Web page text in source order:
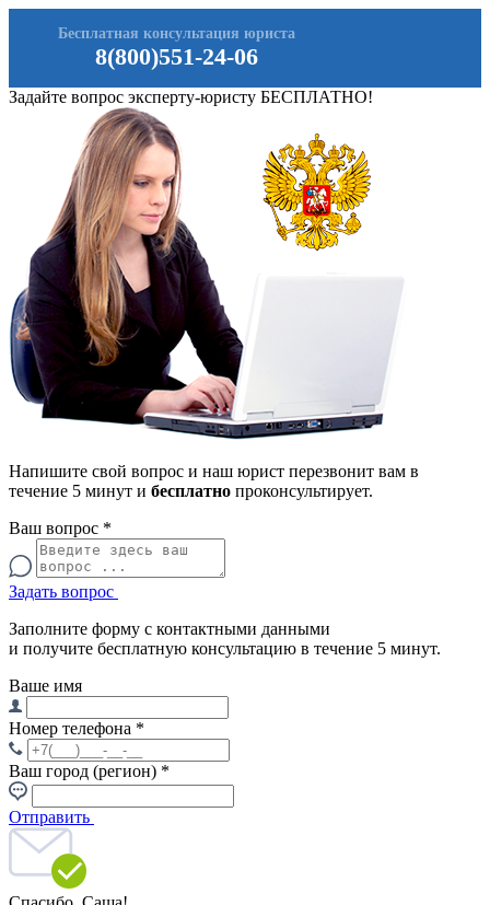
8(800)551-24-06
Бесплатная консультация юриста
Задайте вопрос эксперту-юристу БЕСПЛАТНО!
Напишите свой вопрос и наш юрист перезвонит вам в
течение 5 минут и бесплатно проконсультирует.
Ваш вопрос *
Задать вопрос
Заполните форму с контактными данными
и получите бесплатную консультацию в течение 5 минут.
Ваше имя
Номер телефона *
Ваш город (регион) *
Отправить